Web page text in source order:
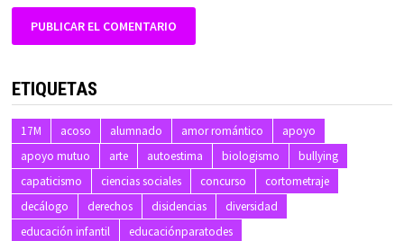
ALTERNATIVE:
ETIQUETAS
17M acoso alumnado amor romántico
apoyo
apoyo mutuo
arte autoestima biologismo
bullying
capaticismo
ciencias sociales concurso
cortometraje
decálogo
derechos disidencias
diversidad
educación infantil
educaciónparatodes